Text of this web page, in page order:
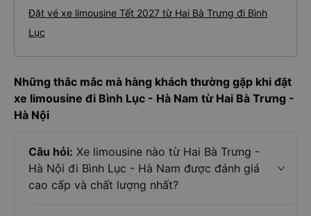
Đặt vé xe limousine Tết 2027 từ Hai Bà Trưng đi Bình
Lục
Những thắc mắc mà hàng khách thường gặp khi đặt
xe limousine đi Bình Lục - Hà Nam từ Hai Bà Trưng -
Hà Nội
Câu hỏi: Xe limousine nào từ Hai Bà Trưng -
Hà Nội đi Bình Lục - Hà Nam được đánh giá
cao cấp và chất lượng nhất?